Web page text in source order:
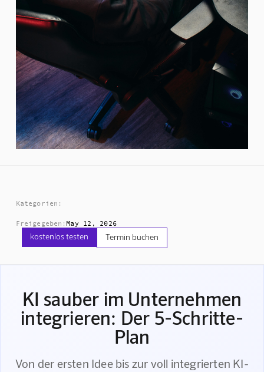
Kategorien:
Freigegeben: May 12, 2026
kostenlos testen Termin buchen
KI sauber im Unternehmen
integrieren: Der 5-Schritte-
Plan
Von der ersten Idee bis zur voll integrierten KI-